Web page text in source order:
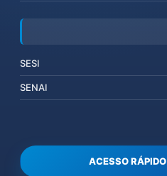
SESI
SENAI
ACESSO RÁPIDO